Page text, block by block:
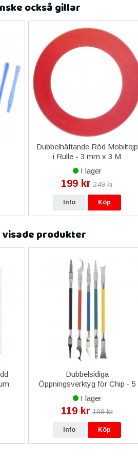
också gillar
Dubbelhäftande Röd Mobiltejp
i Rulle - 3 mm x 3 M
I lager
199 kr 249 kr
Info Köp
visade produkter
Dubbelsidiga
Öppningsverktyg för Chip - 5
st
I lager
119 kr 199 kr
Info Köp